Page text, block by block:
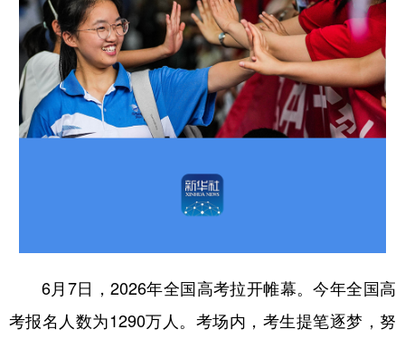
四川 贵州 云南 西藏
陕西 甘肃 青海 宁夏
新疆 内蒙古 黑龙江
6月7日，2026年全国高考拉开帷幕。今年全国高
考报名人数为1290万人。考场内，考生提笔逐梦，努